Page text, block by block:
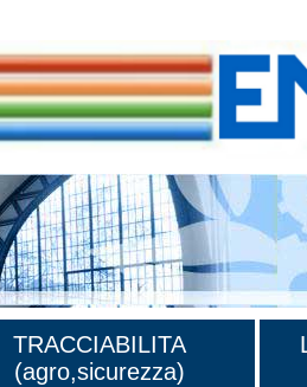
TRACCIABILITA
(agro,sicurezza)